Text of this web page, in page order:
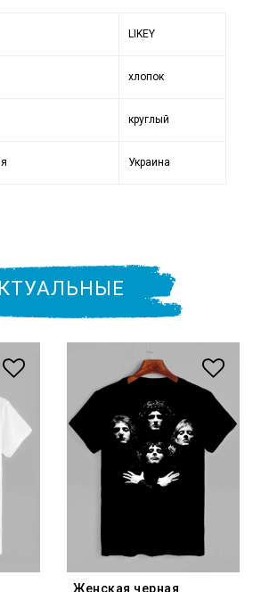
LIKEY
хлопок
круглый
Украина
Женская черная